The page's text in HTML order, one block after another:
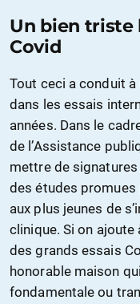
Un bien triste
Covid
Tout ceci a conduit
dans les essais
années. Dans le
de l’Assistance
mettre de
des études promues
aux plus jeunes de
clinique. Si on
des grands essais
honorable maison
fondamentale ou